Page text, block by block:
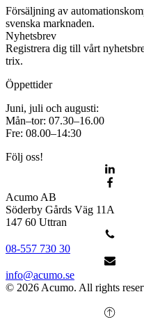
Försäljning av
svenska marknaden.
Nyhetsbrev
Registrera dig till vårt
trix.
Öppettider
Juni, juli och augusti:
Mån–tor: 07.30–16.00
Fre: 08.00–14:30
Följ oss!
Acumo AB
Söderby Gårds Väg 11A
147 60 Uttran
08-557 730 30
info@acumo.se
© 2026 Acumo. All rights